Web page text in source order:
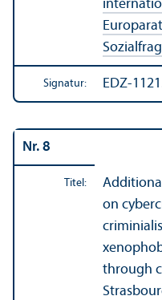
Europarat
Signatur: EDZ-
Nr. 8
Titel:
on
through